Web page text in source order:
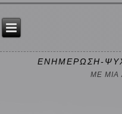
ΕΝΗΜΕΡΩΣΗ-
ΜΕ ΜΙΑ